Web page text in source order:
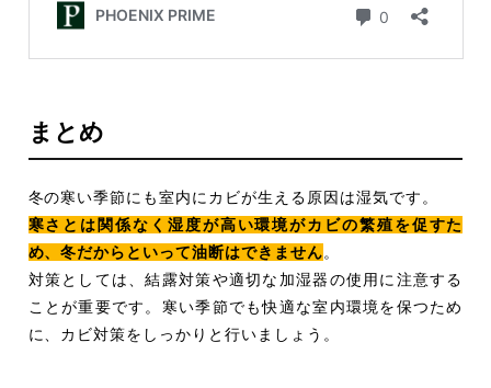
まとめ
冬の寒い季節にも室内にカビが生える原因は湿気です。
寒さとは関係なく湿度が高い環境がカビの繁殖を促すた
め、冬だからといって油断はできません。
対策としては、結露対策や適切な加湿器の使用に注意する
ことが重要です。寒い季節でも快適な室内環境を保つため
に、カビ対策をしっかりと行いましょう。